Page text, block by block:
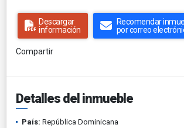
Descargar
información
Recomendar
por correo
Compartir
Detalles del inmueble
País: República Dominicana